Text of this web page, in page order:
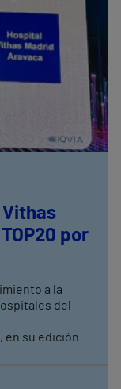
Vithas
por
a la
del
en su edición